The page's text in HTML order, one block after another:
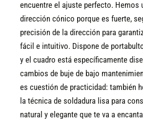
encuentre el ajuste perfecto. Hemos
dirección cónico porque es fuerte,
precisión de la dirección para
fácil e intuitivo. Dispone de
y el cuadro está específicamente
cambios de buje de bajo
es cuestión de practicidad: también
la técnica de soldadura lisa para
natural y elegante que te va a